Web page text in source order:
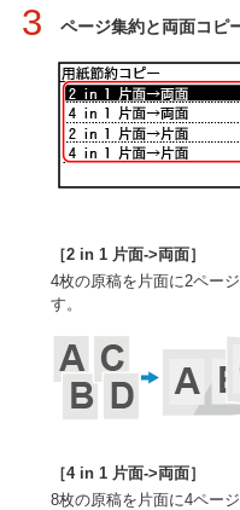
3 ページ集約と両面コピ
［2 in 1 片面->両面］
4枚の原稿を片面に2ペー
す。
［4 in 1 片面->両面］
8枚の原稿を片面に4ペー